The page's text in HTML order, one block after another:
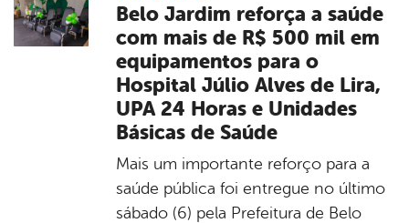
Belo Jardim reforça a saúde
com mais de R$ 500 mil em
equipamentos para o
Hospital Júlio Alves de Lira,
UPA 24 Horas e Unidades
Básicas de Saúde
Mais um importante reforço para a
saúde pública foi entregue no último
sábado (6) pela Prefeitura de Belo